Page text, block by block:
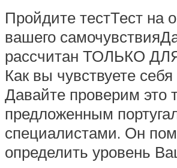
Пройдите тестТест на
вашего
рассчитан ТОЛЬКО
Как вы чувствуете
Давайте проверим это
предложенным
специалистами. Он
определить уровень